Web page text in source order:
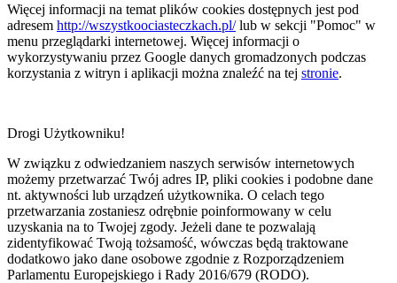
Więcej informacji na temat plików cookies dostępnych jest pod
adresem http://wszystkoociasteczkach.pl/lub w sekcji "Pomoc" w
menu przeglądarki internetowej. Więcej informacji o
wykorzystywaniu przez Google danych gromadzonych podczas
korzystania z witryn i aplikacji można znaleźć na tej stronie.
Drogi Użytkowniku!
W związku z odwiedzaniem naszych serwisów internetowych
możemy przetwarzać Twój adres IP, pliki cookies i podobne dane
nt. aktywności lub urządzeń użytkownika. O celach tego
przetwarzania zostaniesz odrębnie poinformowany w celu
uzyskania na to Twojej zgody. Jeżeli dane te pozwalają
zidentyfikować Twoją tożsamość, wówczas będą traktowane
dodatkowo jako dane osobowe zgodnie z Rozporządzeniem
Parlamentu Europejskiego i Rady 2016/679 (RODO).